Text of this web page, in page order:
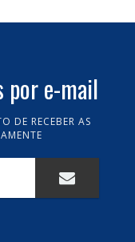
por e-mail
DE RECEBER AS